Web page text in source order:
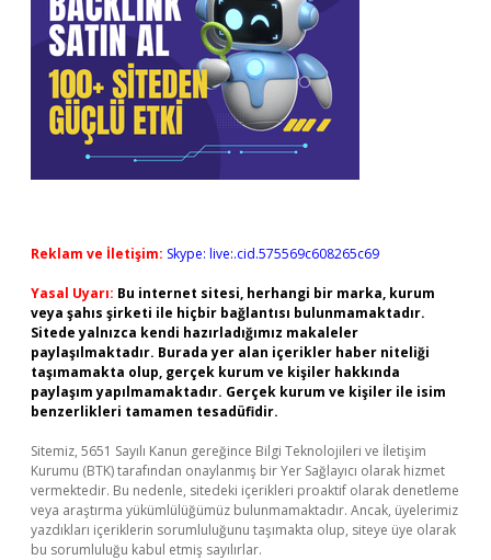
Reklam ve İletişim: Skype: live:.cid.575569c608265c69
Yasal Uyarı: Bu internet sitesi, herhangi bir marka, kurum
veya şahıs şirketi ile hiçbir bağlantısı bulunmamaktadır.
Sitede yalnızca kendi hazırladığımız makaleler
paylaşılmaktadır. Burada yer alan içerikler haber niteliği
taşımamakta olup, gerçek kurum ve kişiler hakkında
paylaşım yapılmamaktadır. Gerçek kurum ve kişiler ile isim
benzerlikleri tamamen tesadüfidir.
Sitemiz, 5651 Sayılı Kanun gereğince Bilgi Teknolojileri ve İletişim
Kurumu (BTK) tarafından onaylanmış bir Yer Sağlayıcı olarak hizmet
vermektedir. Bu nedenle, sitedeki içerikleri proaktif olarak denetleme
veya araştırma yükümlülüğümüz bulunmamaktadır. Ancak, üyelerimiz
yazdıkları içeriklerin sorumluluğunu taşımakta olup, siteye üye olarak
bu sorumluluğu kabul etmiş sayılırlar.